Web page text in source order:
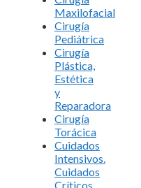
Maxilofacial
Cirugía
Pediátrica
Cirugía
Plástica,
Estética
y
Reparadora
Cirugía
Torácica
Cuidados
Intensivos.
Cuidados
Críticos.